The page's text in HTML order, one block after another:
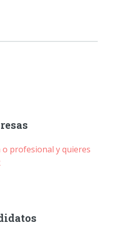
o profesional y quieres